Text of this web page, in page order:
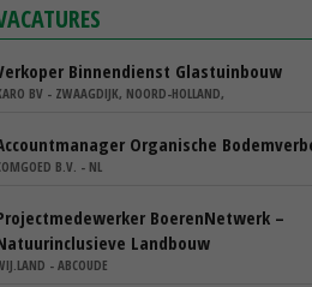
Binnendienst Glastuinbouw
BV - ZWAAGDIJK, NOORD-HOLLAND,
Organische
B.V. - NL
BoerenNetwerk –
Landbouw
- ABCOUDE